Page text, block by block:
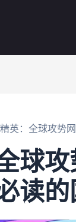
英：全球攻势
球
读